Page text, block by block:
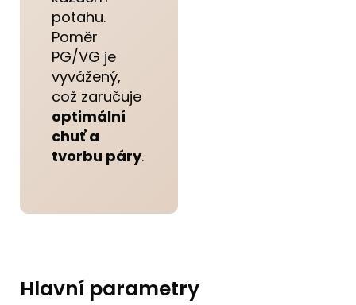
potahu.
Poměr
PG/VG je
vyvážený,
což zaručuje
optimální
chuť a
tvorbu páry.
Hlavní parametry